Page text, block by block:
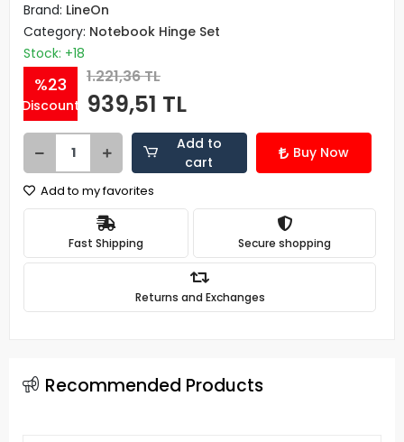
Brand: LineOn
Category: Notebook Hinge Set
Stock: +18
%23
Discount
1.221,36 TL
939,51 TL
Add to
cart
Buy Now
Add to my favorites
Fast Shipping Secure shopping
Returns and Exchanges
Recommended Products